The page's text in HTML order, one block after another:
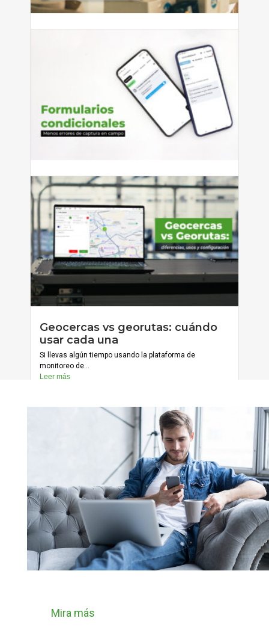
necesita tu Stack?
¿Cuántos packs de expansión necesita tu Stack? Guía
Cómo reducir errores de captura
con formularios condicionales
Si tienes personal que captura información en campo —
ya sean...
Leer más
julio 20, 2026
Geocercas vs georutas: cuándo
usar cada una
Si llevas algún tiempo usando la plataforma de
monitoreo de...
Leer más
Cargar más
Mira más